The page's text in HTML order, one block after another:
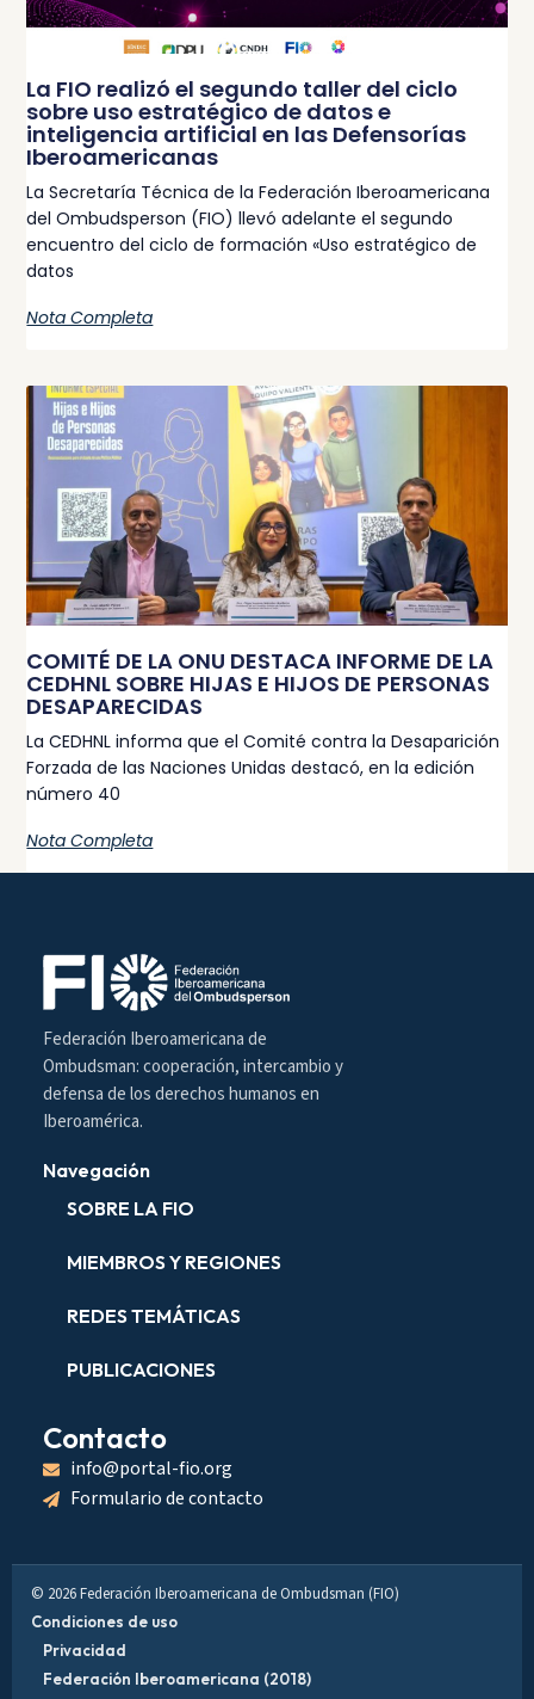
La FIO realizó el segundo taller del ciclo
sobre uso estratégico de datos e
inteligencia artificial en las Defensorías
Iberoamericanas
La Secretaría Técnica de la Federación Iberoamericana
del Ombudsperson (FIO) llevó adelante el segundo
encuentro del ciclo de formación «Uso estratégico de
datos
Nota Completa
COMITÉ DE LA ONU DESTACA INFORME DE LA
CEDHNL SOBRE HIJAS E HIJOS DE PERSONAS
DESAPARECIDAS
La CEDHNL informa que el Comité contra la Desaparición
Forzada de las Naciones Unidas destacó, en la edición
número 40
Nota Completa
Federación Iberoamericana de
Ombudsman: cooperación, intercambio y
defensa de los derechos humanos en
Iberoamérica.
Navegación
SOBRE LA FIO
MIEMBROS Y REGIONES
REDES TEMÁTICAS
PUBLICACIONES
Contacto
info@portal-fio.org
Formulario de contacto
© 2026 Federación Iberoamericana de Ombudsman (FIO)
Condiciones de uso
Privacidad
Federación Iberoamericana (2018)